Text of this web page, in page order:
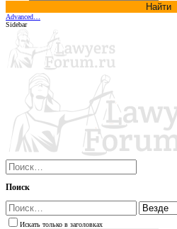
Найти
Advanced…
Sidebar
Поиск
Искать только в заголовках